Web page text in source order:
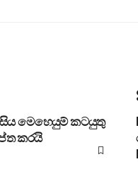
සිය මෙහෙයුම් කටයුතු
කරයි